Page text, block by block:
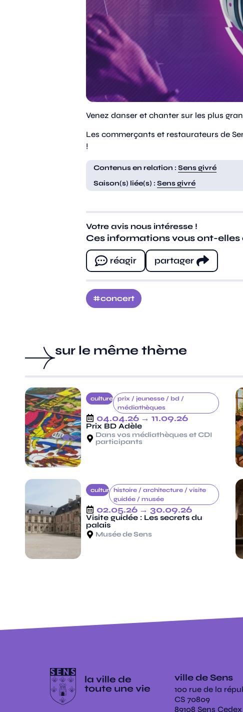
Venez danser et chanter sur les plus
Les commerçants et restaurateurs de
!
Contenus en relation : Sens givré
Saison(s) liée(s) : Sens givré
Votre avis nous intéresse !
Ces informations vous ont-elles
réagir partager
concert
sur le même thème
culture prix / jeunesse / bd /
médiathèques
04.04.26 → 11.09.26
Prix BD Adèle
Dans vos médiathèques et CDI
participants
culturehistoire / architecture / visite
guidée / musée
02.05.26 → 30.09.26
Visite guidée : Les secrets du
palais
Musée de Sens
ville de Sens
100 rue de la
CS 70809
89108 Sens Cedex